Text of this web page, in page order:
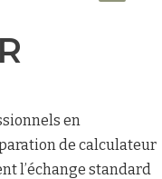
en
de calculateur
l’échange standard